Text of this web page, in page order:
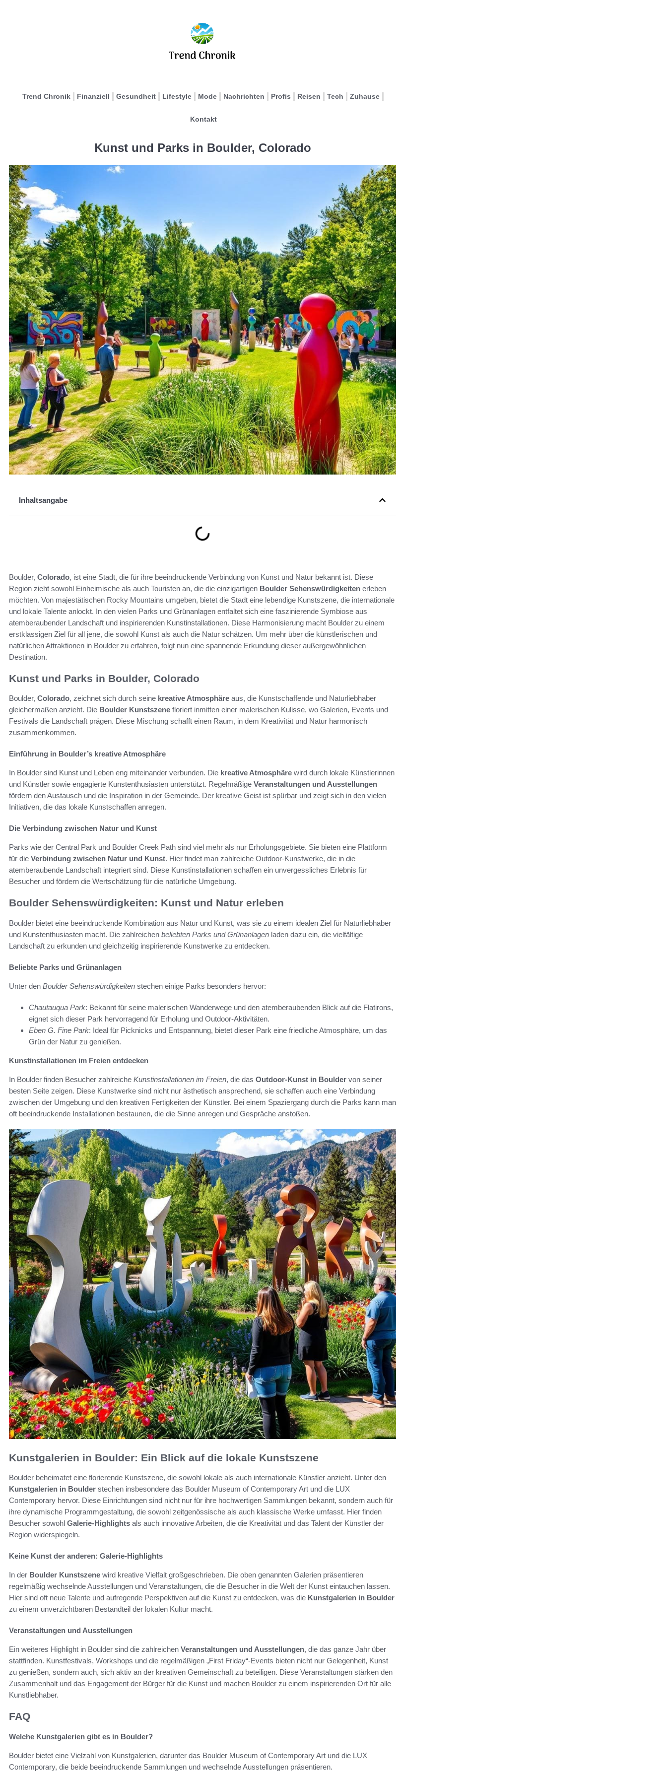
Trend Chronik Finanziell Gesundheit Lifestyle Mode Nachrichten Profis Reisen Tech Zuhause
Kontakt
Kunst und Parks in Boulder, Colorado
Inhaltsangabe
Boulder, Colorado, ist eine Stadt, die für ihre beeindruckende Verbindung von Kunst und Natur bekannt ist. Diese
Region zieht sowohl Einheimische als auch Touristen an, die die einzigartigen Boulder Sehenswürdigkeiten erleben
möchten. Von majestätischen Rocky Mountains umgeben, bietet die Stadt eine lebendige Kunstszene, die internationale
und lokale Talente anlockt. In den vielen Parks und Grünanlagen entfaltet sich eine faszinierende Symbiose aus
atemberaubender Landschaft und inspirierenden Kunstinstallationen. Diese Harmonisierung macht Boulder zu einem
erstklassigen Ziel für all jene, die sowohl Kunst als auch die Natur schätzen. Um mehr über die künstlerischen und
natürlichen Attraktionen in Boulder zu erfahren, folgt nun eine spannende Erkundung dieser außergewöhnlichen
Destination.
Kunst und Parks in Boulder, Colorado
Boulder, Colorado, zeichnet sich durch seine kreative Atmosphäre aus, die Kunstschaffende und Naturliebhaber
gleichermaßen anzieht. Die Boulder Kunstszene floriert inmitten einer malerischen Kulisse, wo Galerien, Events und
Festivals die Landschaft prägen. Diese Mischung schafft einen Raum, in dem Kreativität und Natur harmonisch
zusammenkommen.
Einführung in Boulder’s kreative Atmosphäre
In Boulder sind Kunst und Leben eng miteinander verbunden. Die kreative Atmosphäre wird durch lokale Künstlerinnen
und Künstler sowie engagierte Kunstenthusiasten unterstützt. Regelmäßige Veranstaltungen und Ausstellungen
fördern den Austausch und die Inspiration in der Gemeinde. Der kreative Geist ist spürbar und zeigt sich in den vielen
Initiativen, die das lokale Kunstschaffen anregen.
Die Verbindung zwischen Natur und Kunst
Parks wie der Central Park und Boulder Creek Path sind viel mehr als nur Erholungsgebiete. Sie bieten eine Plattform
für die Verbindung zwischen Natur und Kunst. Hier findet man zahlreiche Outdoor-Kunstwerke, die in die
atemberaubende Landschaft integriert sind. Diese Kunstinstallationen schaffen ein unvergessliches Erlebnis für
Besucher und fördern die Wertschätzung für die natürliche Umgebung.
Boulder Sehenswürdigkeiten: Kunst und Natur erleben
Boulder bietet eine beeindruckende Kombination aus Natur und Kunst, was sie zu einem idealen Ziel für Naturliebhaber
und Kunstenthusiasten macht. Die zahlreichen beliebten Parks und Grünanlagen laden dazu ein, die vielfältige
Landschaft zu erkunden und gleichzeitig inspirierende Kunstwerke zu entdecken.
Beliebte Parks und Grünanlagen
Unter den Boulder Sehenswürdigkeiten stechen einige Parks besonders hervor:
Chautauqua Park: Bekannt für seine malerischen Wanderwege und den atemberaubenden Blick auf die Flatirons,
eignet sich dieser Park hervorragend für Erholung und Outdoor-Aktivitäten.
Eben G. Fine Park: Ideal für Picknicks und Entspannung, bietet dieser Park eine friedliche Atmosphäre, um das
Grün der Natur zu genießen.
Kunstinstallationen im Freien entdecken
In Boulder finden Besucher zahlreiche Kunstinstallationen im Freien, die das Outdoor-Kunst in Boulder von seiner
besten Seite zeigen. Diese Kunstwerke sind nicht nur ästhetisch ansprechend, sie schaffen auch eine Verbindung
zwischen der Umgebung und den kreativen Fertigkeiten der Künstler. Bei einem Spaziergang durch die Parks kann man
oft beeindruckende Installationen bestaunen, die die Sinne anregen und Gespräche anstoßen.
Kunstgalerien in Boulder: Ein Blick auf die lokale Kunstszene
Boulder beheimatet eine florierende Kunstszene, die sowohl lokale als auch internationale Künstler anzieht. Unter den
Kunstgalerien in Boulder stechen insbesondere das Boulder Museum of Contemporary Art und die LUX
Contemporary hervor. Diese Einrichtungen sind nicht nur für ihre hochwertigen Sammlungen bekannt, sondern auch für
ihre dynamische Programmgestaltung, die sowohl zeitgenössische als auch klassische Werke umfasst. Hier finden
Besucher sowohl Galerie-Highlights als auch innovative Arbeiten, die die Kreativität und das Talent der Künstler der
Region widerspiegeln.
Keine Kunst der anderen: Galerie-Highlights
In der Boulder Kunstszene wird kreative Vielfalt großgeschrieben. Die oben genannten Galerien präsentieren
regelmäßig wechselnde Ausstellungen und Veranstaltungen, die die Besucher in die Welt der Kunst eintauchen lassen.
Hier sind oft neue Talente und aufregende Perspektiven auf die Kunst zu entdecken, was die Kunstgalerien in Boulder
zu einem unverzichtbaren Bestandteil der lokalen Kultur macht.
Veranstaltungen und Ausstellungen
Ein weiteres Highlight in Boulder sind die zahlreichen Veranstaltungen und Ausstellungen, die das ganze Jahr über
stattfinden. Kunstfestivals, Workshops und die regelmäßigen „First Friday“-Events bieten nicht nur Gelegenheit, Kunst
zu genießen, sondern auch, sich aktiv an der kreativen Gemeinschaft zu beteiligen. Diese Veranstaltungen stärken den
Zusammenhalt und das Engagement der Bürger für die Kunst und machen Boulder zu einem inspirierenden Ort für alle
Kunstliebhaber.
FAQ
Welche Kunstgalerien gibt es in Boulder?
Boulder bietet eine Vielzahl von Kunstgalerien, darunter das Boulder Museum of Contemporary Art und die LUX
Contemporary, die beide beeindruckende Sammlungen und wechselnde Ausstellungen präsentieren.